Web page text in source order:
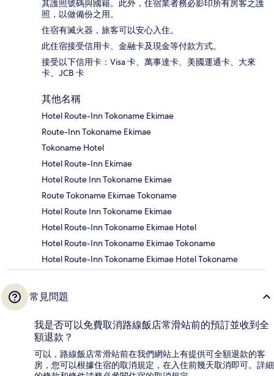
其護照號碼與國籍。此外，住宿業者務必影印所有房客之護
照，以做備份之用。
住宿有滅火器，旅客可以安心入住。
此住宿接受信用卡、金融卡及現金等付款方式。
接受以下信用卡：Visa 卡、萬事達卡、美國運通卡、大來
卡、JCB 卡
其他名稱
Hotel Route-Inn Tokoname Ekimae
Route-Inn Tokoname Ekimae
Tokoname Hotel
Hotel Route-Inn Ekimae
Hotel Route Inn Tokoname Ekimae
Route Tokoname Ekimae Tokoname
Hotel Route Inn Tokoname Ekimae
Hotel Route-Inn Tokoname Ekimae Hotel
Hotel Route-Inn Tokoname Ekimae Tokoname
Hotel Route-Inn Tokoname Ekimae Hotel Tokoname
常見問題
我是否可以免費取消路線飯店常滑站前的預訂並收到全
額退款？
可以，路線飯店常滑站前在我們網站上有提供可全額退款的客
房，您可以根據住宿的取消規定，在入住前幾天取消即可。詳細